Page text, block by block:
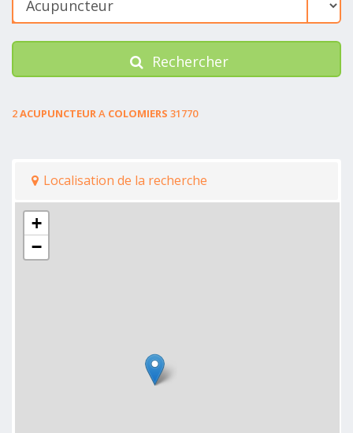
Rechercher
2ACUPUNCTEURA COLOMIERS 31770
Localisation de la recherche
+
−